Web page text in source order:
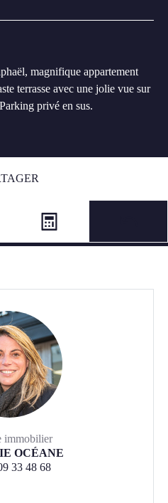
magnifique appartement
terrasse avec une jolie vue sur
privé en sus.
immobilier
OCÉANE
33 48 68